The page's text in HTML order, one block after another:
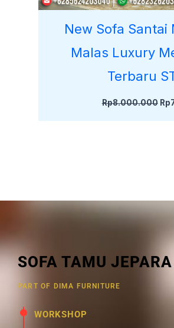
New Sofa Santai
Malas Luxury
Terbaru
Rp8.000.000 Rp
SOFA TAMU JEPARA
PART OF DIMA FURNITURE
WORKSHOP